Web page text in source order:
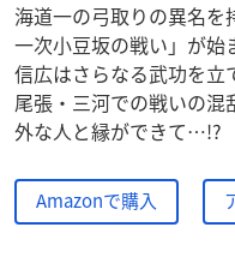
海道一の弓取りの異名
一次小豆坂の戦い」が始
信広はさらなる武功を立
尾張・三河での戦いの
外な人と縁ができて…!?
Amazonで購入